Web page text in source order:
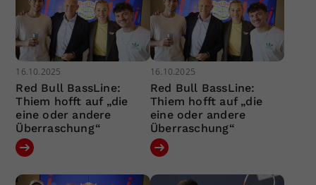
16.10.2025
Red Bull BassLine:
Thiem hofft auf „die
eine oder andere
Überraschung“
16.10.2025
Red Bull BassLine:
Thiem hofft auf „die
eine oder andere
Überraschung“